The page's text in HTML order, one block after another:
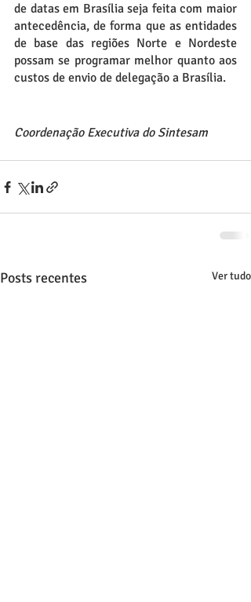
de datas em Brasília seja feita com maior
antecedência, de forma que as entidades
de base das regiões Norte e Nordeste
possam se programar melhor quanto aos
custos de envio de delegação a Brasília.
Coordenação Executiva do Sintesam
Posts recentes Ver tudo